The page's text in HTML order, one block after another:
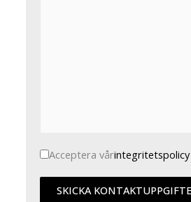
Acceptera vårintegritetspolicy